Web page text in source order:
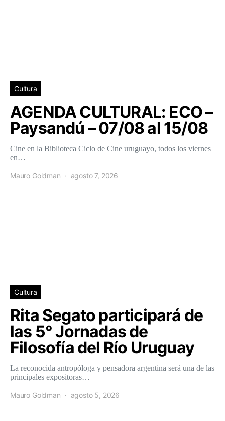
Cultura
AGENDA CULTURAL: ECO –
Paysandú – 07/08 al 15/08
Cine en la Biblioteca Ciclo de Cine uruguayo, todos los viernes
en…
Mauro Goldman agosto 7, 2026
Cultura
Rita Segato participará de
las 5° Jornadas de
Filosofía del Río Uruguay
La reconocida antropóloga y pensadora argentina será una de las
principales expositoras…
Mauro Goldman agosto 5, 2026